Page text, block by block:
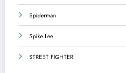
Spiderman
Spike Lee
STREET FIGHTER